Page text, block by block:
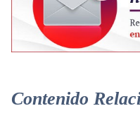
Contenido